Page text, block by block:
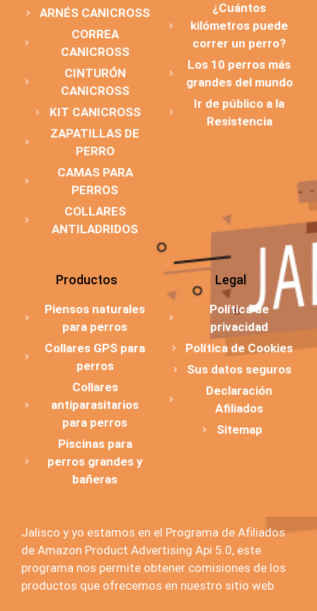
ARNÉS CANICROSS
CORREA
CANICROSS
CINTURÓN
CANICROSS
KIT CANICROSS
ZAPATILLAS DE
PERRO
CAMAS PARA
PERROS
COLLARES
ANTILADRIDOS
¿Cuántos
kilómetros puede
correr un perro?
Los 10 perros más
grandes del mundo
Ir de público a la
Resistencia
Productos
Piensos naturales
para perros
Collares GPS para
perros
Collares
antiparasitarios
para perros
Piscinas para
perros grandes y
bañeras
Legal
Política de
privacidad
Política de Cookies
Sus datos seguros
Declaración
Afiliados
Sitemap
Jalisco y yo estamos en el Programa de Afiliados
de Amazon Product Advertising Api 5.0, este
programa nos permite obtener comisiones de los
productos que ofrecemos en nuestro sitio web.